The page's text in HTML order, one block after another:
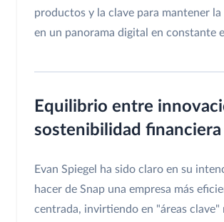
productos y la clave para mantener la
en un panorama digital en constante
Equilibrio entre
sostenibilidad financiera
Evan Spiegel ha sido claro en su
hacer de Snap una empresa más
centrada, invirtiendo en "áreas clave"